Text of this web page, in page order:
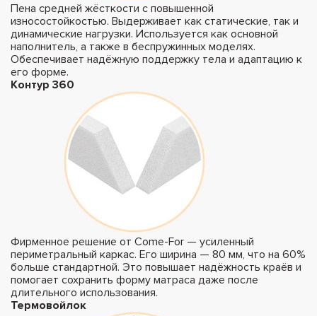
Пена средней жёсткости с повышенной
износостойкостью. Выдерживает как статические, так и
динамические нагрузки. Используется как основной
наполнитель, а также в беспружинных моделях.
Обеспечивает надёжную поддержку тела и адаптацию к
его форме.
Контур 360
Фирменное решение от Come-For — усиленный
периметральный каркас. Его ширина — 80 мм, что на 60%
больше стандартной. Это повышает надёжность краёв и
помогает сохранить форму матраса даже после
длительного использования.
Термовойлок